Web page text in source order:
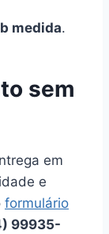
medida.
sem
em
e
formulário
99935-